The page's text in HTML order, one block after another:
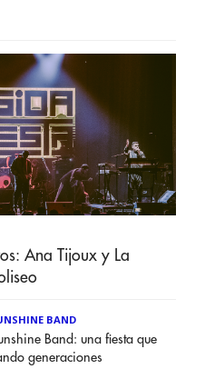
Ana Tijoux y La
BAND
Band: una fiesta que
generaciones